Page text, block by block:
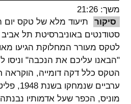
spellcheck
גופן קריא
ניגודיות
brightness_high
ניגודיות בהירה
משך: 21:26
סיקור
תיעוד מלא של טקס יום
לטקס מעורר המחלוקת הגיעו
"הבאנו עליכם את הנכבה" וניסו
הטקס כלל דקה דומייה, הוקראה
ערביים
מוניס, הכפר שעל אדמותיו